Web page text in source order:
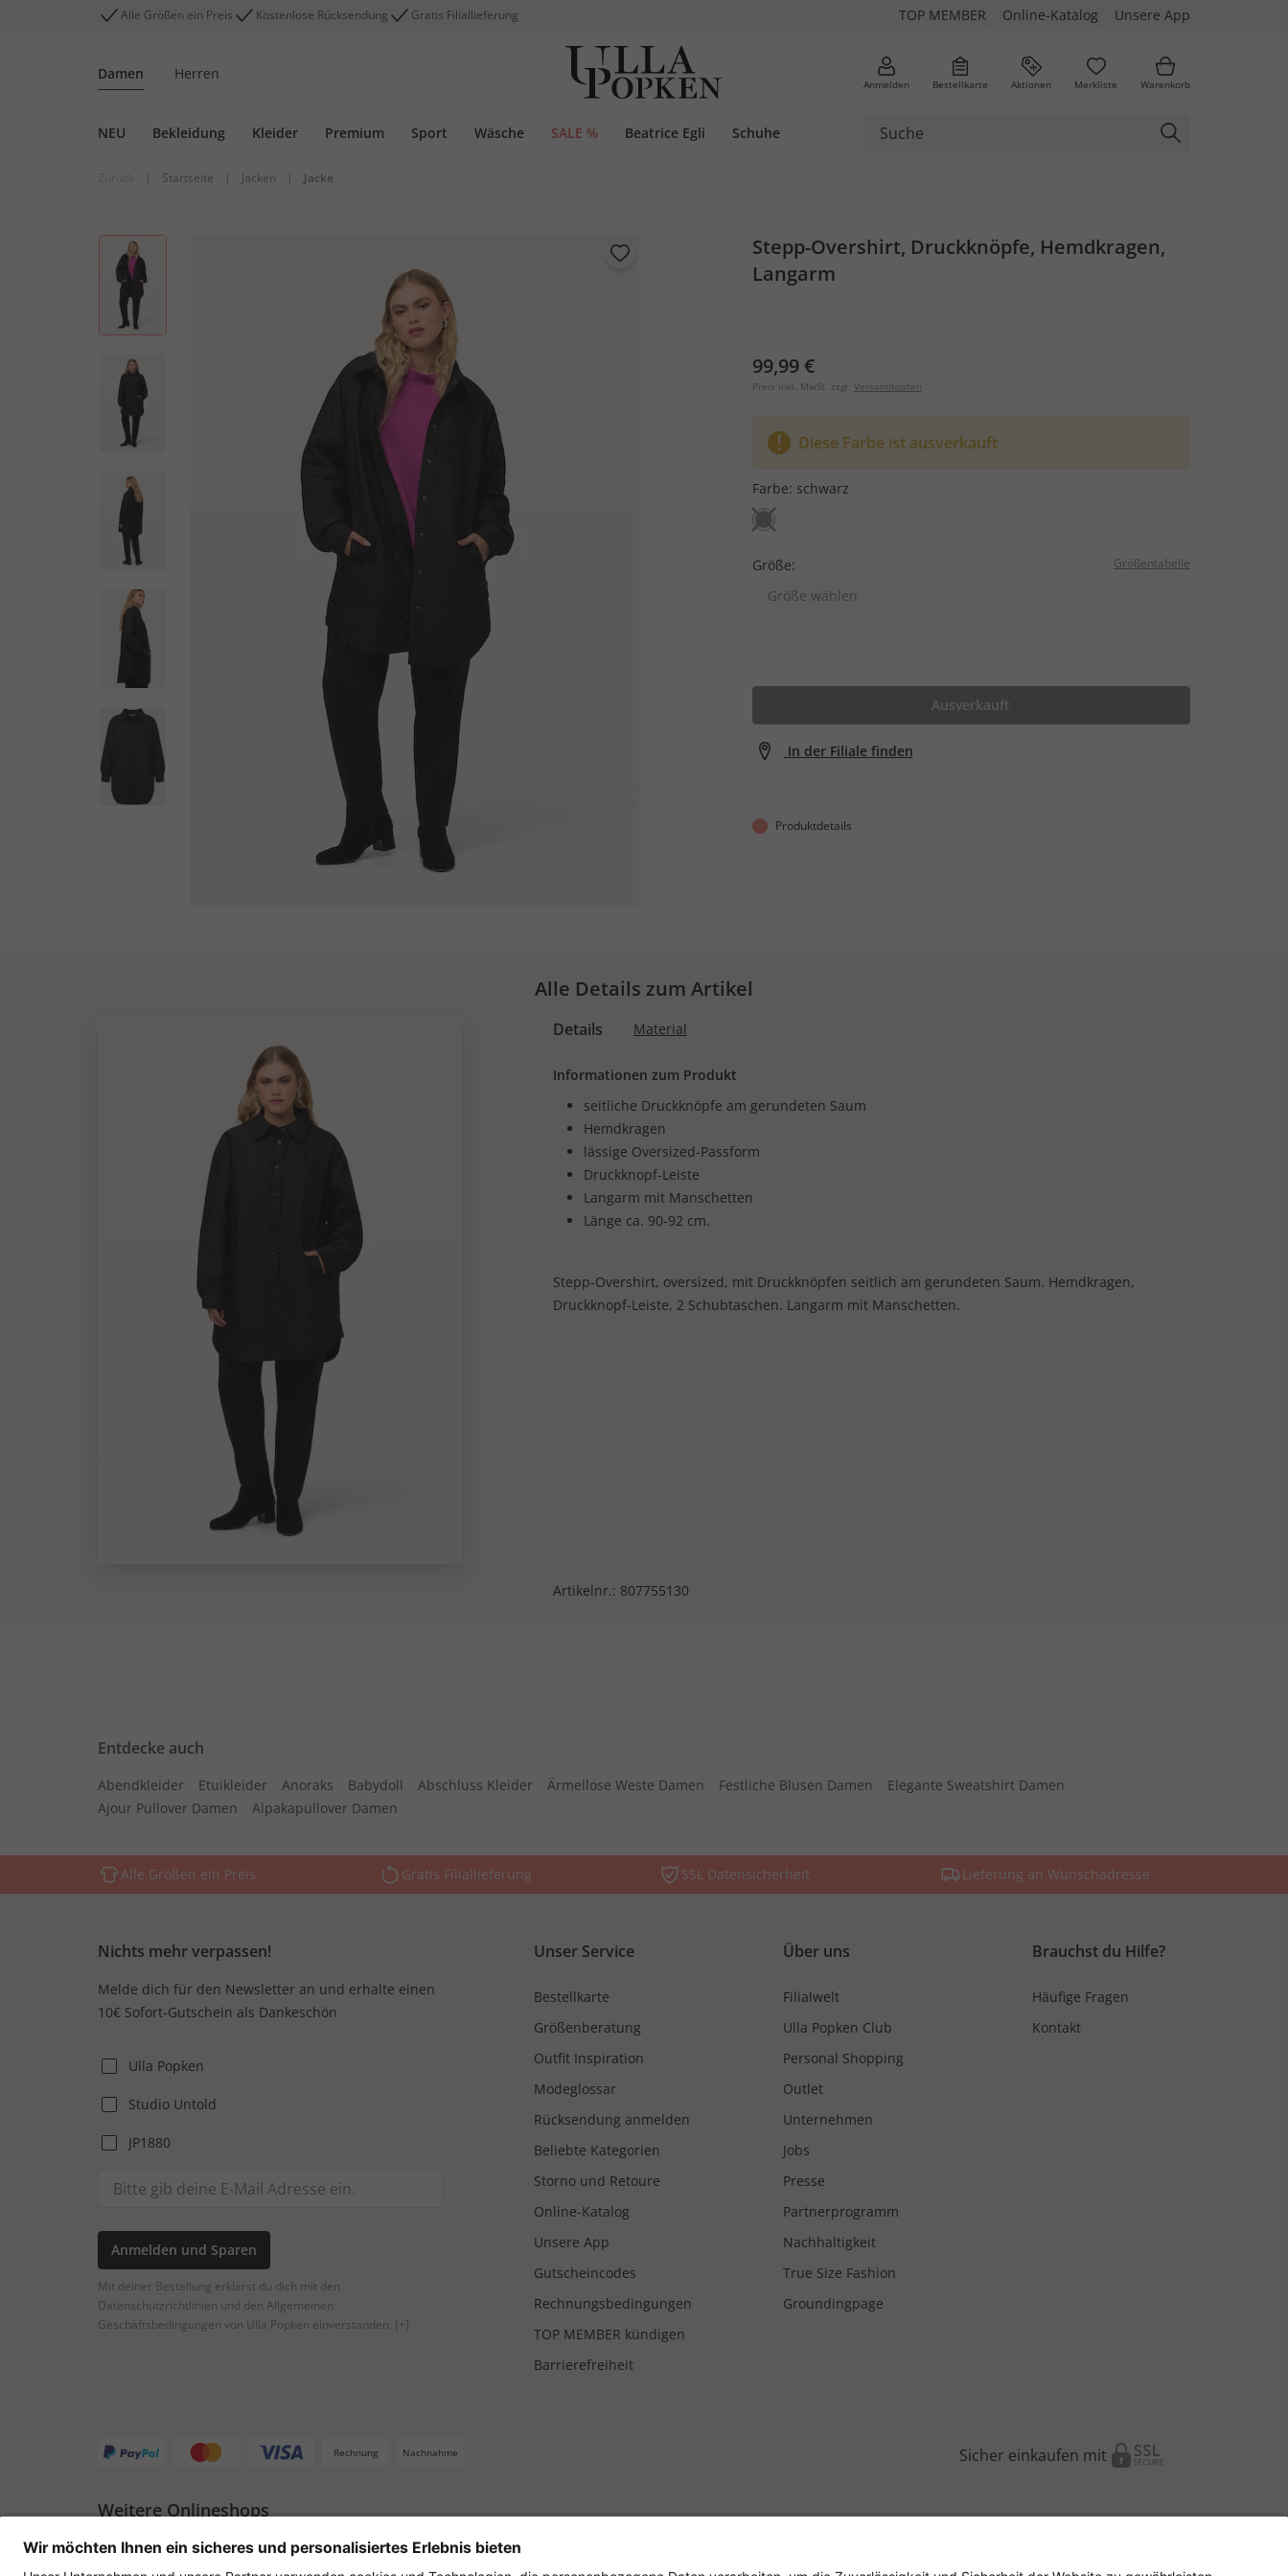
Alle Größen ein Preis Kostenlose Rücksendung Gratis Filiallieferung TOP MEMBER Online-Katalog Unsere App
Damen Herren
Anmelden Bestellkarte Aktionen Merkliste Warenkorb
NEU Bekleidung Kleider Premium Sport Wäsche SALE % Beatrice Egli Schuhe
| Startseite | Jacken | Jacke
Stepp-Overshirt, Druckknöpfe, Hemdkragen,
Langarm
99,99 €
Preis inkl. MwSt. zzgl. Versandkosten
Diese Farbe ist ausverkauft
Farbe: schwarz
Größe: Größentabelle
Größe wählen
Ausverkauft
In der Filiale finden
Produktdetails
Alle Details zum Artikel
Details Material
Informationen zum Produkt
seitliche Druckknöpfe am gerundeten Saum
Hemdkragen
lässige Oversized-Passform
Druckknopf-Leiste
Langarm mit Manschetten
Länge ca. 90-92 cm.
Stepp-Overshirt, oversized, mit Druckknöpfen seitlich am gerundeten Saum. Hemdkragen,
Druckknopf-Leiste, 2 Schubtaschen. Langarm mit Manschetten.
Artikelnr.: 807755130
Entdecke auch
Abendkleider Etuikleider Anoraks Babydoll Abschluss Kleider Ärmellose Weste Damen Festliche Blusen Damen
Elegante Sweatshirt Damen
Ajour Pullover Damen
Alpakapullover Damen
Alle Größen ein Preis Gratis Filiallieferung SSL Datensicherheit Lieferung an Wunschadresse
Nichts mehr verpassen!
Melde dich für den Newsletter an und erhalte einen
10€ Sofort-Gutschein als Dankeschön
Ulla Popken
Studio Untold
JP1880
Anmelden und Sparen
Mit deiner Bestellung erklärst du dich mit den
Datenschutzrichtlinien und den Allgemeinen
Geschäftsbedingungen von Ulla Popken einverstanden. [+]
Unser Service
Bestellkarte
Größenberatung
Outfit Inspiration
Modeglossar
Rücksendung anmelden
Beliebte Kategorien
Storno und Retoure
Online-Katalog
Unsere App
Gutscheincodes
Rechnungsbedingungen
TOP MEMBER kündigen
Barrierefreiheit
Über uns
Filialwelt
Ulla Popken Club
Personal Shopping
Outlet
Unternehmen
Jobs
Presse
Partnerprogramm
Nachhaltigkeit
True Size Fashion
Groundingpage
Brauchst du Hilfe?
Häufige Fragen
Kontakt
Rechnung Nachnahme Sicher einkaufen mit
Weitere Onlineshops
Deutschland